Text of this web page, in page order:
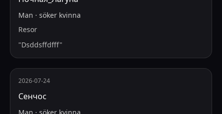
Man · söker kvinna
Resor
"Dsddsffdfff"
2026-07-24
Сенчос